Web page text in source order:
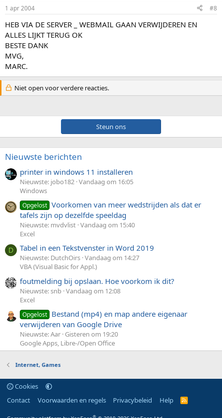
1 apr 2004 #8
HEB VIA DE SERVER _ WEBMAIL GAAN VERWIJDEREN EN
ALLES LIJKT TERUG OK
BESTE DANK
MVG,
MARC.
Niet open voor verdere reacties.
Steun ons
Nieuwste berichten
printer in windows 11 installeren
Nieuwste: jobo182 Vandaag om 16:05
Windows
Opgelost Voorkomen van meer wedstrijden als dat er
tafels zijn op dezelfde speeldag
Nieuwste: mvdvlist Vandaag om 15:40
Excel
D Tabel in een Tekstvenster in Word 2019
Nieuwste: DutchOirs Vandaag om 14:27
VBA (Visual Basic for Appl.)
foutmelding bij opslaan. Hoe voorkom ik dit?
Nieuwste: snb Vandaag om 12:08
Excel
Opgelost Bestand (mp4) en map andere eigenaar
verwijderen van Google Drive
Nieuwste: Aar Gisteren om 19:20
Google Apps, Libre-/Open Office
Internet, Games
Cookies
Contact
Voorwaarden en regels Privacybeleid Help
R
®